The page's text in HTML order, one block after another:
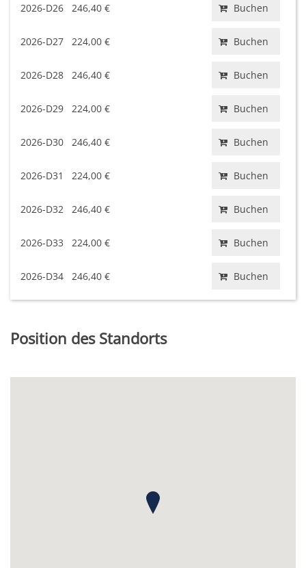
2026-D26 246,40 € Buchen
2026-D27 224,00 € Buchen
2026-D28 246,40 € Buchen
2026-D29 224,00 € Buchen
2026-D30 246,40 € Buchen
2026-D31 224,00 € Buchen
2026-D32 246,40 € Buchen
2026-D33 224,00 € Buchen
2026-D34 246,40 € Buchen
Position des Standorts